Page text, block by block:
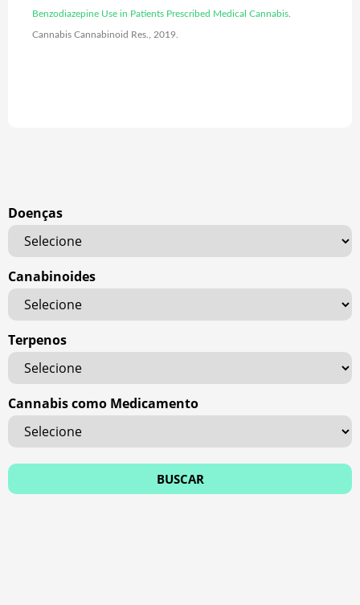
Benzodiazepine Use in Patients Prescribed Medical Cannabis
Cannabis Cannabinoid Res., 2019.
Doenças
Canabinoides
Terpenos
Cannabis como Medicamento